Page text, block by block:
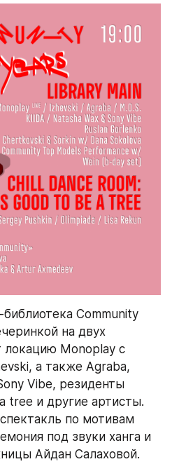
Community
на двух
локацию Monoplay с
а также Agraba,
Vibe, резиденты
tree и другие артисты.
по мотивам
под звуки ханга и
Айдан Салаховой.